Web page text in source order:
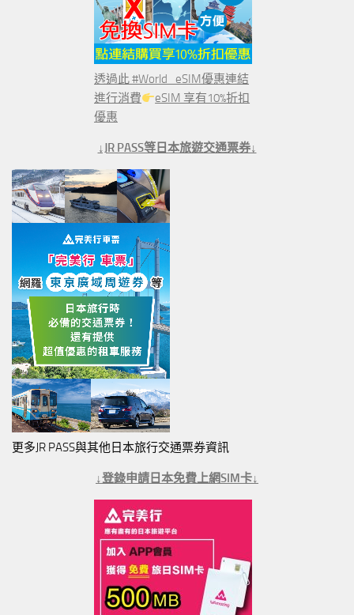
透過此 #World_eSIM優惠連結
進行消費
eSIM 享有10%折扣
優惠
↓JR PASS等日本旅遊交通票券↓
更多JR PASS與其他日本旅行交通票券資訊
↓登錄申請日本免費上網SIM卡↓